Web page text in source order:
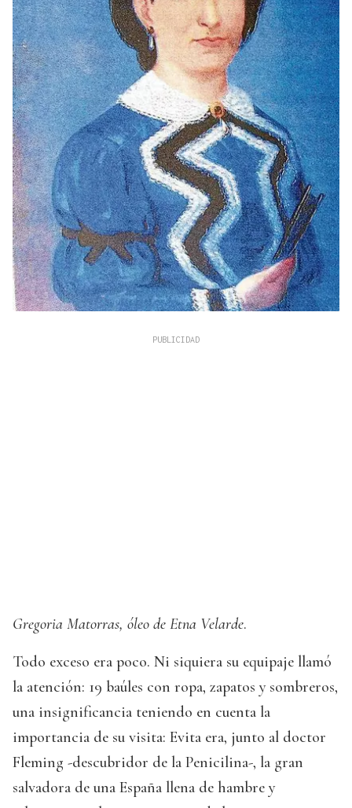
Gregoria Matorras, óleo de Etna Velarde.
Todo exceso era poco. Ni siquiera su equipaje llamó
la atención: 19 baúles con ropa, zapatos y sombreros,
una insignificancia teniendo en cuenta la
importancia de su visita: Evita era, junto al doctor
Fleming -descubridor de la Penicilina-, la gran
salvadora de una España llena de hambre y